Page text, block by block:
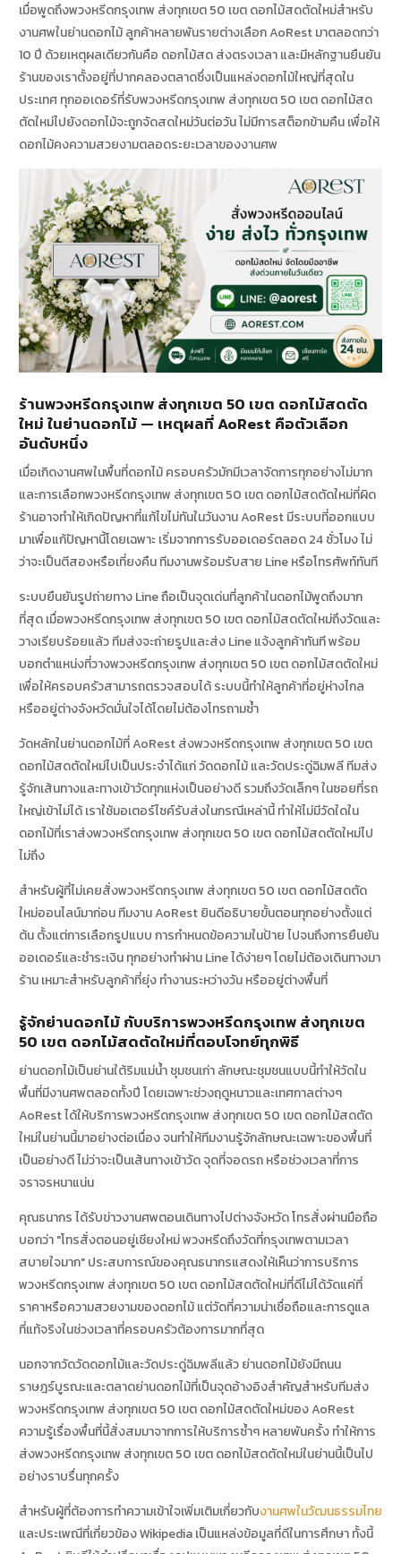
เมื่อพูดถึงพวงหรีดกรุงเทพ ส่งทุกเขต 50 เขต ดอกไม้สดตัดใหม่สำหรับ
งานศพในย่านดอกไม้ ลูกค้าหลายพันรายต่างเลือก AoRest มาตลอดกว่า
10 ปี ด้วยเหตุผลเดียวกันคือ ดอกไม้สด ส่งตรงเวลา และมีหลักฐานยืนยัน
ร้านของเราตั้งอยู่ที่ปากคลองตลาดซึ่งเป็นแหล่งดอกไม้ใหญ่ที่สุดใน
ประเทศ ทุกออเดอร์ที่รับพวงหรีดกรุงเทพ ส่งทุกเขต 50 เขต ดอกไม้สด
ตัดใหม่ไปยังดอกไม้จะถูกจัดสดใหม่วันต่อวัน ไม่มีการสต็อกข้ามคืน เพื่อให้
ดอกไม้คงความสวยงามตลอดระยะเวลาของงานศพ
ร้านพวงหรีดกรุงเทพ ส่งทุกเขต 50 เขต ดอกไม้สดตัด
ใหม่ ในย่านดอกไม้ — เหตุผลที่ AoRest คือตัวเลือก
อันดับหนึ่ง
เมื่อเกิดงานศพในพื้นที่ดอกไม้ ครอบครัวมักมีเวลาจัดการทุกอย่างไม่มาก
และการเลือกพวงหรีดกรุงเทพ ส่งทุกเขต 50 เขต ดอกไม้สดตัดใหม่ที่ผิด
ร้านอาจทำให้เกิดปัญหาที่แก้ไขไม่ทันในวันงาน AoRest มีระบบที่ออกแบบ
มาเพื่อแก้ปัญหานี้โดยเฉพาะ เริ่มจากการรับออเดอร์ตลอด 24 ชั่วโมง ไม่
ว่าจะเป็นตีสองหรือเที่ยงคืน ทีมงานพร้อมรับสาย Line หรือโทรศัพท์ทันที
ระบบยืนยันรูปถ่ายทาง Line ถือเป็นจุดเด่นที่ลูกค้าในดอกไม้พูดถึงมาก
ที่สุด เมื่อพวงหรีดกรุงเทพ ส่งทุกเขต 50 เขต ดอกไม้สดตัดใหม่ถึงวัดและ
วางเรียบร้อยแล้ว ทีมส่งจะถ่ายรูปและส่ง Line แจ้งลูกค้าทันที พร้อม
บอกตำแหน่งที่วางพวงหรีดกรุงเทพ ส่งทุกเขต 50 เขต ดอกไม้สดตัดใหม่
เพื่อให้ครอบครัวสามารถตรวจสอบได้ ระบบนี้ทำให้ลูกค้าที่อยู่ห่างไกล
หรืออยู่ต่างจังหวัดมั่นใจได้โดยไม่ต้องโทรถามซ้ำ
วัดหลักในย่านดอกไม้ที่ AoRest ส่งพวงหรีดกรุงเทพ ส่งทุกเขต 50 เขต
ดอกไม้สดตัดใหม่ไปเป็นประจำได้แก่ วัดดอกไม้ และวัดประดู่ฉิมพลี ทีมส่ง
รู้จักเส้นทางและทางเข้าวัดทุกแห่งเป็นอย่างดี รวมถึงวัดเล็กๆ ในซอยที่รถ
ใหญ่เข้าไม่ได้ เราใช้มอเตอร์ไซค์รับส่งในกรณีเหล่านี้ ทำให้ไม่มีวัดใดใน
ดอกไม้ที่เราส่งพวงหรีดกรุงเทพ ส่งทุกเขต 50 เขต ดอกไม้สดตัดใหม่ไป
ไม่ถึง
สำหรับผู้ที่ไม่เคยสั่งพวงหรีดกรุงเทพ ส่งทุกเขต 50 เขต ดอกไม้สดตัด
ใหม่ออนไลน์มาก่อน ทีมงาน AoRest ยินดีอธิบายขั้นตอนทุกอย่างตั้งแต่
ต้น ตั้งแต่การเลือกรูปแบบ การกำหนดข้อความในป้าย ไปจนถึงการยืนยัน
ออเดอร์และชำระเงิน ทุกอย่างทำผ่าน Line ได้ง่ายๆ โดยไม่ต้องเดินทางมา
ร้าน เหมาะสำหรับลูกค้าที่ยุ่ง ทำงานระหว่างวัน หรืออยู่ต่างพื้นที่
รู้จักย่านดอกไม้ กับบริการพวงหรีดกรุงเทพ ส่งทุกเขต
50 เขต ดอกไม้สดตัดใหม่ที่ตอบโจทย์ทุกพิธี
ย่านดอกไม้เป็นย่านใต้ริมแม่น้ำ ชุมชนเก่า ลักษณะชุมชนแบบนี้ทำให้วัดใน
พื้นที่มีงานศพตลอดทั้งปี โดยเฉพาะช่วงฤดูหนาวและเทศกาลต่างๆ
AoRest ได้ให้บริการพวงหรีดกรุงเทพ ส่งทุกเขต 50 เขต ดอกไม้สดตัด
ใหม่ในย่านนี้มาอย่างต่อเนื่อง จนทำให้ทีมงานรู้จักลักษณะเฉพาะของพื้นที่
เป็นอย่างดี ไม่ว่าจะเป็นเส้นทางเข้าวัด จุดที่จอดรถ หรือช่วงเวลาที่การ
จราจรหนาแน่น
คุณธนากร ได้รับข่าวงานศพตอนเดินทางไปต่างจังหวัด โทรสั่งผ่านมือถือ
บอกว่า "โทรสั่งตอนอยู่เชียงใหม่ พวงหรีดถึงวัดที่กรุงเทพตามเวลา
สบายใจมาก" ประสบการณ์ของคุณธนากรแสดงให้เห็นว่าการบริการ
พวงหรีดกรุงเทพ ส่งทุกเขต 50 เขต ดอกไม้สดตัดใหม่ที่ดีไม่ได้วัดแค่ที่
ราคาหรือความสวยงามของดอกไม้ แต่วัดที่ความน่าเชื่อถือและการดูแล
ที่แท้จริงในช่วงเวลาที่ครอบครัวต้องการมากที่สุด
นอกจากวัดวัดดอกไม้และวัดประดู่ฉิมพลีแล้ว ย่านดอกไม้ยังมีถนน
ราษฎร์บูรณะและตลาดย่านดอกไม้ที่เป็นจุดอ้างอิงสำคัญสำหรับทีมส่ง
พวงหรีดกรุงเทพ ส่งทุกเขต 50 เขต ดอกไม้สดตัดใหม่ของ AoRest
ความรู้เรื่องพื้นที่นี้สั่งสมมาจากการให้บริการซ้ำๆ หลายพันครั้ง ทำให้การ
ส่งพวงหรีดกรุงเทพ ส่งทุกเขต 50 เขต ดอกไม้สดตัดใหม่ในย่านนี้เป็นไป
อย่างราบรื่นทุกครั้ง
สำหรับผู้ที่ต้องการทำความเข้าใจเพิ่มเติมเกี่ยวกับงานศพในวัฒนธรรมไทย
และประเพณีที่เกี่ยวข้อง Wikipedia เป็นแหล่งข้อมูลที่ดีในการศึกษา ทั้งนี้